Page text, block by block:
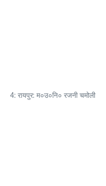
4: रायपुर: म०उ०नि० रजनी चमोली